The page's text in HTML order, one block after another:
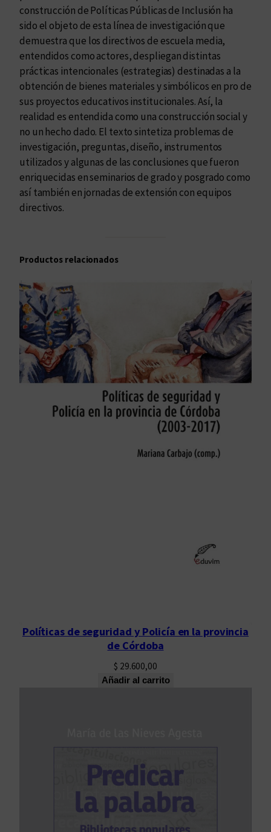
construcción de Políticas Públicas de Inclusión ha
sido el objeto de esta línea de investigación que
demuestra que los directivos de escuela media,
entendidos como actores, despliegan distintas
prácticas intencionales (estrategias) destinadas a la
obtención de bienes materiales y simbólicos en pro de
sus proyectos educativos institucionales. Así, la
realidad es entendida como una construcción social y
no un hecho dado. El texto sintetiza problemas de
investigación, preguntas, diseño, instrumentos
utilizados y algunas de las conclusiones que fueron
enriquecidas en seminarios de grado y posgrado como
así también en jornadas de extensión con equipos
directivos.
Productos relacionados
Políticas de seguridad y Policía en la provincia
de Córdoba
$ 29.600,00
Añadir al carrito